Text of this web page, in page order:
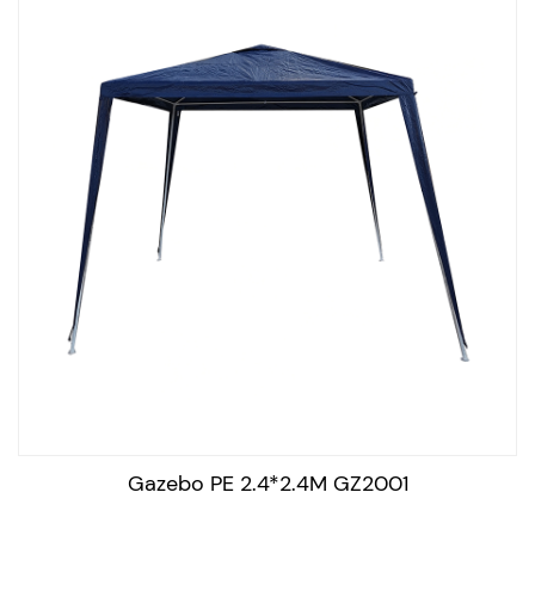
libre, como viajes de campamento, picnics al aire libre,
eventos deportivos, mercados al aire libre y más.
También se pueden utilizar en entornos residenciales
para entretenimiento al aire libre, proporcionando un
área sombreada para comidas al aire libre y relajarse.
En conclusión, los cenadores portátiles al aire libre son
estructuras versátiles que ofrecen protección contra los
elementos y deben cumplir con los estándares
específicos para garantizar su seguridad y calidad. Se
Gazebo PE 2.4*2.4M GZ2001